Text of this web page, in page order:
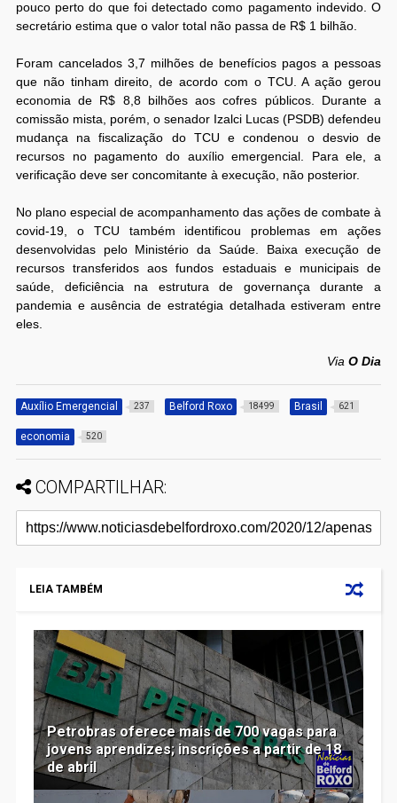
pouco perto do que foi detectado como pagamento indevido. O
secretário estima que o valor total não passa de R$ 1 bilhão.
Foram cancelados 3,7 milhões de benefícios pagos a pessoas
que não tinham direito, de acordo com o TCU. A ação gerou
economia de R$ 8,8 bilhões aos cofres públicos. Durante a
comissão mista, porém, o senador Izalci Lucas (PSDB) defendeu
mudança na fiscalização do TCU e condenou o desvio de
recursos no pagamento do auxílio emergencial. Para ele, a
verificação deve ser concomitante à execução, não posterior.
No plano especial de acompanhamento das ações de combate à
covid-19, o TCU também identificou problemas em ações
desenvolvidas pelo Ministério da Saúde. Baixa execução de
recursos transferidos aos fundos estaduais e municipais de
saúde, deficiência na estrutura de governança durante a
pandemia e ausência de estratégia detalhada estiveram entre
eles.
ViaO Dia
Auxílio Emergencial 237 Belford Roxo 18499 Brasil 621
economia 520
COMPARTILHAR:
LEIA TAMBÉM
Petrobras oferece mais de 700 vagas para
jovens aprendizes; inscrições a partir de 18
de abril